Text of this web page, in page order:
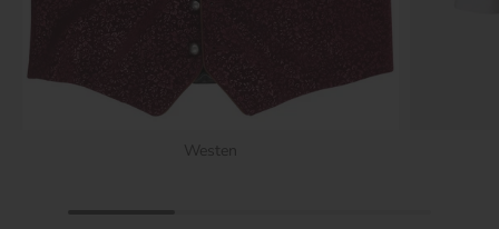
Westen